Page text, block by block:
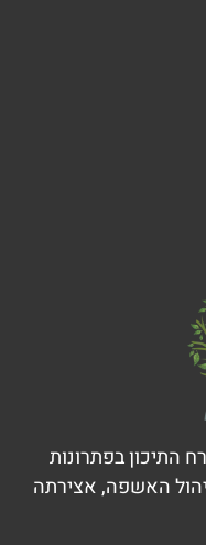
התיכון בפתרונות
האשפה, אצירתה